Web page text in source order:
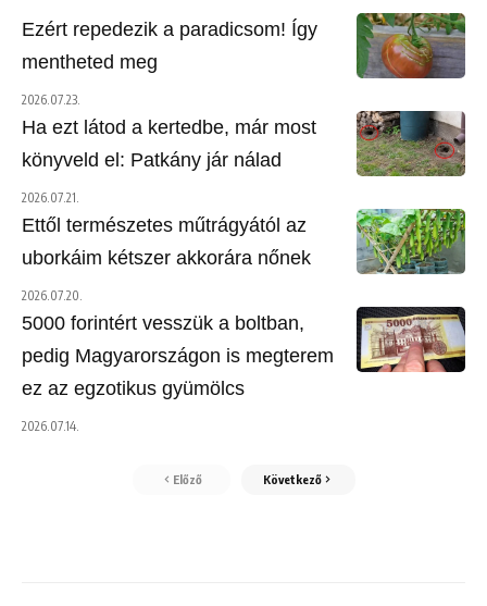
Ezért repedezik a paradicsom! Így
mentheted meg
2026.07.23.
Ha ezt látod a kertedbe, már most
könyveld el: Patkány jár nálad
2026.07.21.
Ettől természetes műtrágyától az
uborkáim kétszer akkorára nőnek
2026.07.20.
5000 forintért vesszük a boltban,
pedig Magyarországon is megterem
ez az egzotikus gyümölcs
2026.07.14.
Előző Következő